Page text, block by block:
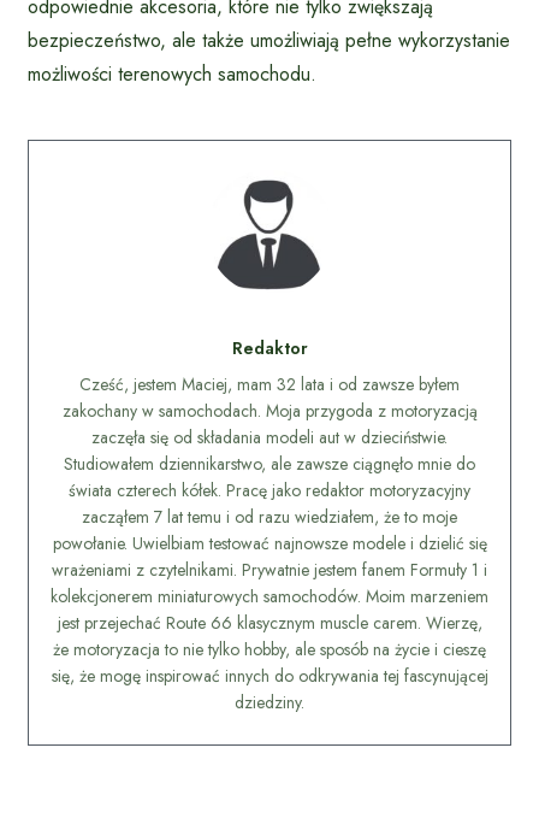
odpowiednie akcesoria, które nie tylko zwiększają
bezpieczeństwo, ale także umożliwiają pełne wykorzystanie
możliwości terenowych samochodu.
Redaktor
Cześć, jestem Maciej, mam 32 lata i od zawsze byłem
zakochany w samochodach. Moja przygoda z motoryzacją
zaczęła się od składania modeli aut w dzieciństwie.
Studiowałem dziennikarstwo, ale zawsze ciągnęło mnie do
świata czterech kółek. Pracę jako redaktor motoryzacyjny
zacząłem 7 lat temu i od razu wiedziałem, że to moje
powołanie. Uwielbiam testować najnowsze modele i dzielić się
wrażeniami z czytelnikami. Prywatnie jestem fanem Formuły 1 i
kolekcjonerem miniaturowych samochodów. Moim marzeniem
jest przejechać Route 66 klasycznym muscle carem. Wierzę,
że motoryzacja to nie tylko hobby, ale sposób na życie i cieszę
się, że mogę inspirować innych do odkrywania tej fascynującej
dziedziny.